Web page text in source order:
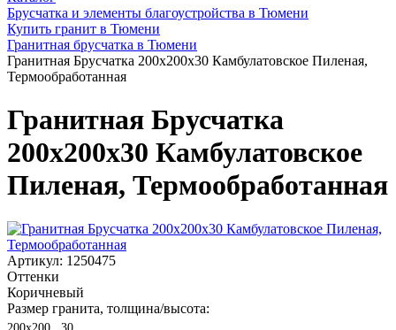
Брусчатка и элементы благоустройства в Тюмени
Купить гранит в Тюмени
Гранитная брусчатка в Тюмени
Гранитная Брусчатка 200х200x30 Камбулатовское Пиленая,
Термообработанная
Гранитная Брусчатка
200х200x30 Камбулатовское
Пиленая, Термообработанная
Артикул: 1250475
Оттенки
Коричневый
Размер гранита, толщина/высота: